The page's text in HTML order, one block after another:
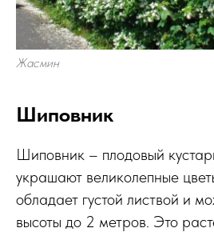
Жасмин
Шиповник
Шиповник – плодовый
украшают великолепные
обладает густой листвой и
высоты до 2 метров. Это